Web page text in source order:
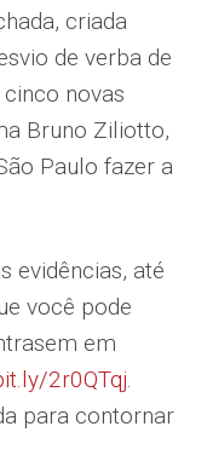
criada
de verba de
novas
Bruno Ziliotto,
Paulo fazer a
evidências, até
você pode
em
2r0QTqj
para contornar